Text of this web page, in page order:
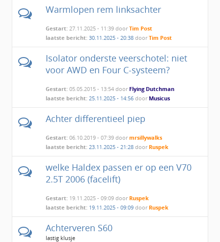
Warmlopen rem linksachter
Gestart: 27.11.2025 - 11:39 doorTim Post
laatste bericht: 30.11.2025 - 20:38doorTim Post
Isolator onderste veerschotel: niet
voor AWD en Four C-systeem?
Gestart: 05.05.2015 - 13:54 door Flying Dutchman
laatste bericht: 25.11.2025 - 14:56door Musicus
Achter differentieel piep
Gestart: 06.10.2019 - 07:39 doormrsillywalks
laatste bericht: 23.11.2025 - 21:28door Ruspek
welke Haldex passen er op een V70
2.5T 2006 (facelift)
Gestart: 19.11.2025 - 09:09 door Ruspek
laatste bericht: 19.11.2025 - 09:09door Ruspek
Achterveren S60
lastig klusje